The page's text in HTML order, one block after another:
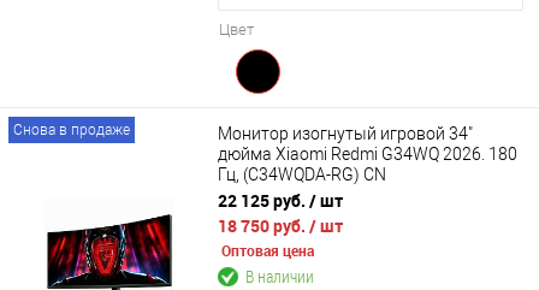
Цвет
Снова в продаже
Монитор изогнутый игровой 34"
дюйма Xiaomi Redmi G34WQ 2026. 180
Гц, (C34WQDA-RG) CN
22 125 руб. / шт
18 750 руб. / шт
Оптовая цена
В наличии